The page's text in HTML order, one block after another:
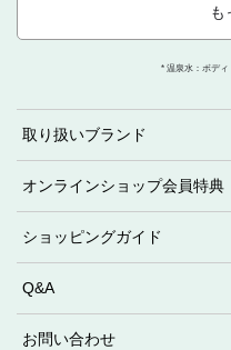
も
* 温泉水：ボデ
取り扱いブランド
オンラインショップ会員特典
ショッピングガイド
Q&A
お問い合わせ